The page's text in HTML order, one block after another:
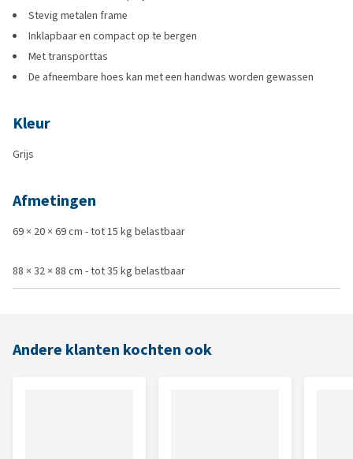
Stevig metalen frame
Inklapbaar en compact op te bergen
Met transporttas
De afneembare hoes kan met een handwas worden gewassen
Kleur
Grijs
Afmetingen
69 × 20 × 69 cm - tot 15 kg belastbaar
88 × 32 × 88 cm - tot 35 kg belastbaar
Andere klanten kochten ook